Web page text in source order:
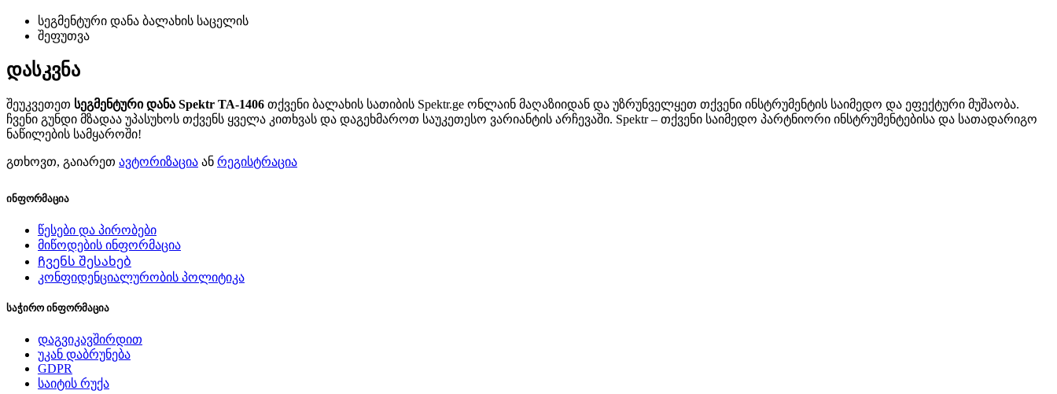
სეგმენტური დანა ბალახის საცელის
შეფუთვა
დასკვნა
შეუკვეთეთ სეგმენტური დანა Spektr TA-1406 თქვენი ბალახის სათიბის Spektr.ge ონლაინ მაღაზიიდან და უზრუნველყეთ თქვენი ინსტრუმენტის საიმედო და ეფექტური მუშაობა.
ჩვენი გუნდი მზადაა უპასუხოს თქვენს ყველა კითხვას და დაგეხმაროთ საუკეთესო ვარიანტის არჩევაში. Spektr – თქვენი საიმედო პარტნიორი ინსტრუმენტებისა და სათადარიგო
ნაწილების სამყაროში!
გთხოვთ, გაიარეთ ავტორიზაცია ან რეგისტრაცია
ინფორმაცია
წესები და პირობები
მიწოდების ინფორმაცია
Ჩვენს შესახებ
კონფიდენციალურობის პოლიტიკა
საჭირო ინფორმაცია
დაგვიკავშირდით
უკან დაბრუნება
GDPR
საიტის რუქა